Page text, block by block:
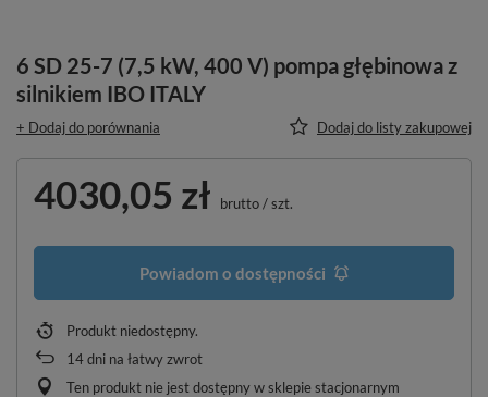
6 SD 25-7 (7,5 kW, 400 V) pompa głębinowa z
silnikiem IBO ITALY
+ Dodaj do porównania Dodaj do listy zakupowej
4030,05 zł brutto/szt.
Powiadom o dostępności
Produkt niedostępny
14dni na łatwy zwrot
Ten produkt nie jest dostępny w sklepie stacjonarnym